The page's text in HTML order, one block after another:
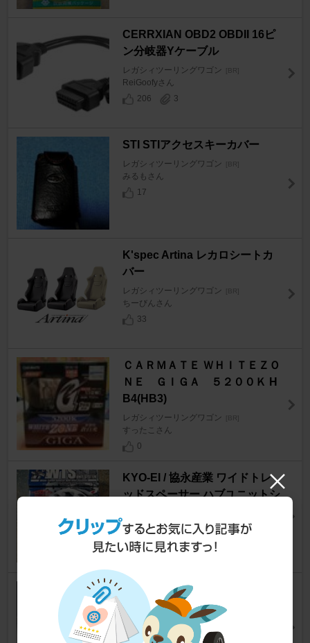
CERRXIAN OBD2 OBDII 16ピ
ン分岐器Yケーブル
レガシィツーリングワゴン [BR]
ReiGoofyさん
206
3
STI STIアクセスキーカバー
レガシィツーリングワゴン [BR]
みるもさん
17
K'spec Artina レカロシートカ
バー
レガシィツーリングワゴン [BR]
ちーびんさん
33
ＣＡＲＭＡＴＥ ＷＨＩＴＥＺＯ
ＮＥ ＧＩＧＡ ５２００Ｋ H
B4(HB3)
レガシィツーリングワゴン [BR]
すったこさん
0
KYO-EI / 協永産業 ワイドトレ
ッドスペーサー ハブユニットシ
レガシィツーリングワゴン [BR]
ReiGoofyさん
DUNLOP SP SPORT MAXX 06
0+ 225/45R18
レガシィツーリングワゴン
turbo207さん